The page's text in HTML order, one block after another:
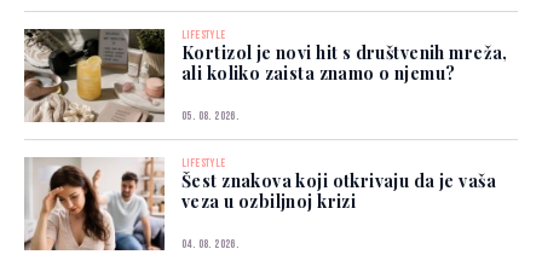
LIFESTYLE
Kortizol je novi hit s društvenih mreža,
ali koliko zaista znamo o njemu?
05. 08. 2026.
LIFESTYLE
Šest znakova koji otkrivaju da je vaša
veza u ozbiljnoj krizi
04. 08. 2026.